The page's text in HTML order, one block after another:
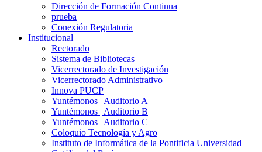
Dirección de Formación Continua
prueba
Conexión Regulatoria
Institucional
Rectorado
Sistema de Bibliotecas
Vicerrectorado de Investigación
Vicerrectorado Administrativo
Innova PUCP
Yuntémonos | Auditorio A
Yuntémonos | Auditorio B
Yuntémonos | Auditorio C
Coloquio Tecnología y Agro
Instituto de Informática de la Pontificia Universidad